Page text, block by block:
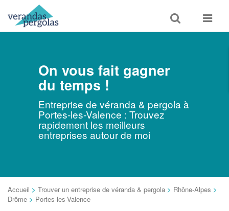
Toggle
search
Toggle
On vous fait gagner
du temps !
Entreprise de véranda & pergola à
Portes-les-Valence : Trouvez
rapidement les meilleurs
entreprises autour de moi
Accueil > Trouver un entreprise de véranda & pergola > Rhône-Alpes >
Drôme > Portes-les-Valence